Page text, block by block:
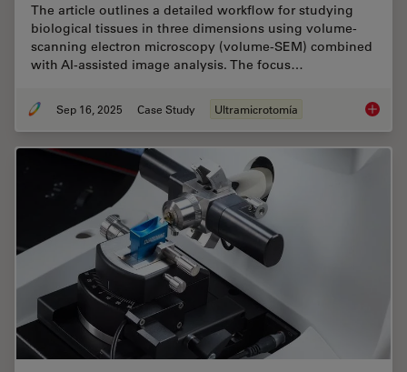
The article outlines a detailed workflow for studying
biological tissues in three dimensions using volume-
scanning electron microscopy (volume-SEM) combined
with AI-assisted image analysis. The focus…
Sep 16, 2025 Case Study Ultramicrotomía Volume